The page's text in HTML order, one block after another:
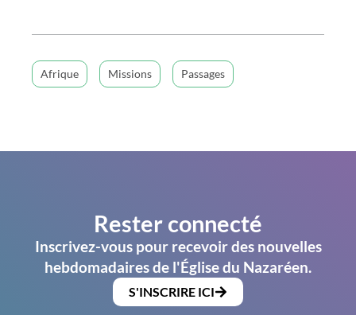
Afrique Missions Passages
Rester connecté
Inscrivez-vous pour recevoir des nouvelles
hebdomadaires de l'Église du Nazaréen.
S'INSCRIRE ICI